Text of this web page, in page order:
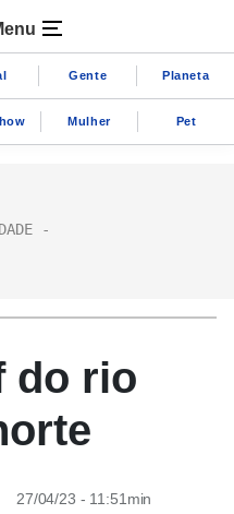
Gente Planeta
Mulher Pet
do rio
27/04/23 - 11:51min